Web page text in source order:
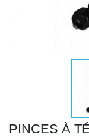
PINCES À